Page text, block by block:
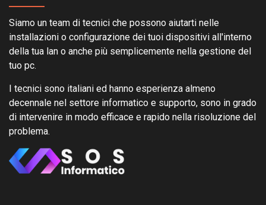
Siamo un team di tecnici che possono aiutarti nelle
installazioni o configurazione dei tuoi dispositivi all'interno
della tua lan o anche più semplicemente nella gestione del
tuo pc.
I tecnici sono italiani ed hanno esperienza almeno
decennale nel settore informatico e supporto, sono in grado
di intervenire in modo efficace e rapido nella risoluzione del
problema.